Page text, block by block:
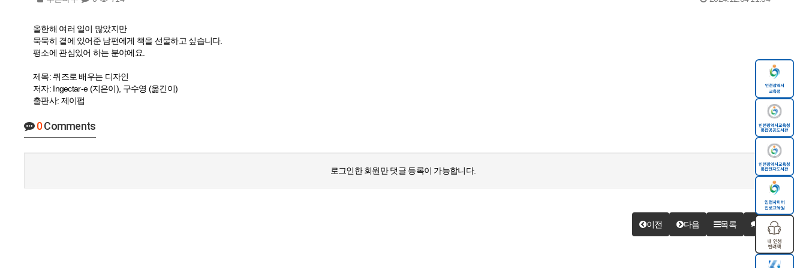
올한해 여러 일이 많았지만
묵묵히 곁에 있어준 남편에게 책을 선물하고 싶습니다.
평소에 관심있어 하는 분야에요.
제목: 퀴즈로 배우는 디자인
저자: Ingectar-e (지은이), 구수영 (옮긴이)
출판사: 제이펍
0Comments
로그인한 회원만 댓글 등록이 가능합니다.
이전 다음 목록 답변